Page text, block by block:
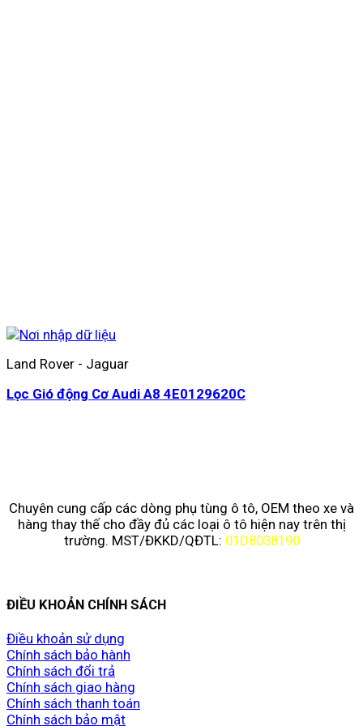
Land Rover - Jaguar
Lọc Gió động Cơ Audi A8 4E0129620C
Chuyên cung cấp các dòng phụ tùng ô tô, OEM theo xe và
hàng thay thế cho đầy đủ các loại ô tô hiện nay trên thị
trường. MST/ĐKKD/QĐTL: 01D8038190
ĐIỀU KHOẢN CHÍNH SÁCH
Điều khoản sử dụng
Chính sách bảo hành
Chính sách đổi trả
Chính sách giao hàng
Chính sách thanh toán
Chính sách bảo mật